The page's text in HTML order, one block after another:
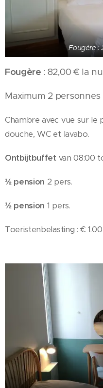
Fougère :
Fougère : 82,00 € la
Maximum 2 personnes
Chambre avec vue sur le
douche, WC et lavabo.
Ontbijtbuffet van 08:00
½ pension 2 pers.
½ pension 1 pers.
Toeristenbelasting : €